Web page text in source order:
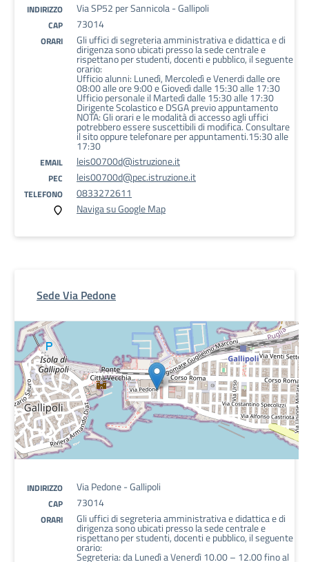
INDIRIZZO Via SP52 per Sannicola - Gallipoli
CAP 73014
ORARI Gli uffici di segreteria amministrativa e didattica e di
dirigenza sono ubicati presso la sede centrale e
rispettano per studenti, docenti e pubblico, il seguente
orario:
Ufficio alunni: Lunedì, Mercoledì e Venerdi dalle ore
08:00 alle ore 9:00 e Giovedì dalle 15:30 alle 17:30
Ufficio personale il Martedì dalle 15:30 alle 17:30
Dirigente Scolastico e DSGA previo appuntamento
NOTA: Gli orari e le modalità di accesso agli uffici
potrebbero essere suscettibili di modifica. Consultare
il sito oppure telefonare per appuntamenti.15:30 alle
17:30
EMAIL leis00700d@istruzione.it
PEC leis00700d@pec.istruzione.it
TELEFONO
0833272611
Naviga su Google Map
Sede Via Pedone
INDIRIZZO Via Pedone - Gallipoli
CAP 73014
ORARI Gli uffici di segreteria amministrativa e didattica e di
dirigenza sono ubicati presso la sede centrale e
rispettano per studenti, docenti e pubblico, il seguente
orario:
Segreteria: da Lunedì a Venerdì 10.00 – 12.00 fino al